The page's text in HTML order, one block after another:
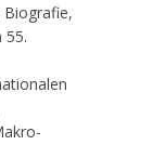
Biografie,
55.